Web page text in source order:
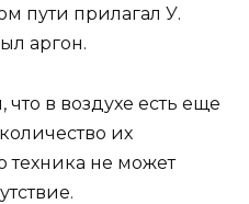
пути прилагал У.
аргон.
в воздухе есть еще
их
техника не может